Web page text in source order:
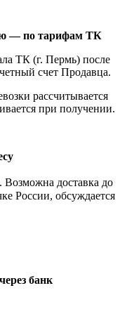
— по тарифам ТК
ТК (г. Пермь) после
счет Продавца.
рассчитывается
при получении.
доставка до
России, обсуждается
банк